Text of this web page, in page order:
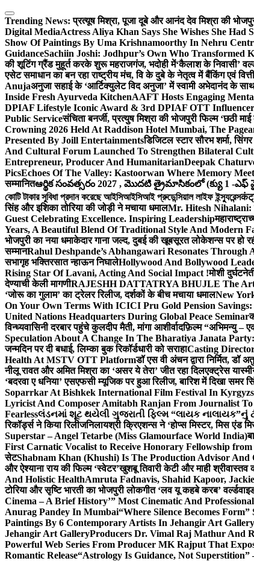
Skip
to
content
Trending News: प्रत्यूष मिश्रा, पूजा दूबे और आनंद देव मिश्रा की
Digital MediaActress Aliya Khan Says She Wishes She Had
Show Of Paintings By Uma Krishnamoorthy In Nehru
GuidanceSachiin Joshi: Jodhpur’s Own Who Transformed
की शूटिंग ग्रैंड मुहूर्त करके शुरू महराजगंज, भदोही में‘कैलाश के निवासी’
एसेट समाधान का बन रहा राष्ट्रीय मंच, वि के दुबे के नेतृत्व में बैंकिंग एवं
Anujaअनुजा सहाई के ‘आर्टिक्युलेट विद अनुजा’ में स्वामी अभेदानंद के
Inside Fresh Ayurveda KitchenAAFT Hosts Engaging
DPIAF Lifestyle Iconic Award & 3rd DPIAF OTT
Public Serviceसंचिता बनर्जी, प्रत्युष मिश्रा की भोजपुरी फिल्म ‘छठी
Crowning 2026 Held At Raddison Hotel Mumbai, The
Presented By Joill Entertainmentsडिजिटल स्टार सौरभ शर्मा,
And Cultural Forum Launched To Strengthen Bilateral
Entrepreneur, Producer And HumanitarianDeepak
PicsEchoes Of The Valley: Kastoorwan Where Memory
सम्मानितఆర్థిక సంవత్సరం 2027 , మొదటి త్రైమాసికంలో (క్యు 1 -
কোটি টাকার সুবিধা প্রদান করেছে আইসিআইসিআই প্রুডেন্সিয়াল লাইফ ইন্স্যুরেন্স
सिंह और इशिका तोरिया की जोड़ी ने मचाया धमालMr. Hitesh Nihalani:
Guest Celebrating Excellence. Inspiring Leadership
Years, A Beautiful Blend Of Traditional Style And Modern
भोजपुरी का नया धमाकेदार गाना जल्द, दुबई की खूबसूरत लोकेशन्स पर हो
सम्मानRahul Deshpande’s Abhangawari Resonates Through
सभागृह भक्तिरसात न्हाऊन निघालेHollywood And Bollywood
Rising Star Of Lavani, Acting And Social Impact !मोशी
देण्याची केली मागणीRAJESHH DATTATRYA BHUJLE The Art
‘जोरू का गुलाम’ का ट्रेलर रिलीज, दर्शकों के बीच मचाया धमालNew
On Your Own Terms With ICICI Pru Gold Pension
United Nations Headquarters During Global Peace Seminar
विन्ध्यवासिनी दरबार पहुंचे कुलदीप मैती, मांगा आशीर्वादफ़िल्म “अभिमन्यु –
Speculation About A Change In The Bharatiya Janata
जन्मदिन पर दी बधाई, लिम्का बुक रिकॉर्डधारी को सराहाCasting
Health At MSTV OTT Platformडॉ एस वी अंचन द्वारा निर्मित,
नीलू रावत और अमित मिश्रा का ‘असर ये तेरा’ जीत रहा दिलएक्ट्रेस
‘बदरवा ए धनिया’ एसएफसी म्यूजिक पर हुआ रिलीज, बारिश में दिखा
Soparrkar At Bishkek International Film Festival In
Lyricist And Composer Amitabh Ranjan From Journalist
Fearlessલંડનમાં શૂટ થયેલી ગુજરાતી ફિલ્મ “લાયક નાલાયક”નું
रिकॉर्ड्स ने किया रिलीजनिलायश्री क्रिएशन्स ने ‘होप्स मिस्टर, मिस एंड
Superstar – Angel Tetarbe (Miss Glamourface World India)
First Carnatic Vocalist to Receive Honorary Fellowship
सेटShabnam Khan (Khushi) Is The Production Advisor
और ऐश्याना राय की फिल्म ‘स्वेटर’खुशबू तिवारी केटी और माही श्रीवास्तव
And Holistic HealthAmruta Fadnavis, Shahid Kapoor,
टोरिया और सृष्टि भारती का भोजपुरी लोकगीत ‘लव यू कहबे करब’
Cinema – A Brief History’” Most Cinematic And
Anurag Pandey In Mumbai“Where Silence Becomes
Paintings By 6 Contemporary Artists In Jehangir Art Gallery
Jehangir Art GalleryProducers Dr. Vimal Raj Mathur And
Powerful Web Series From Producer MK Rajput That
Romantic Release“Astrology Is Guidance, Not